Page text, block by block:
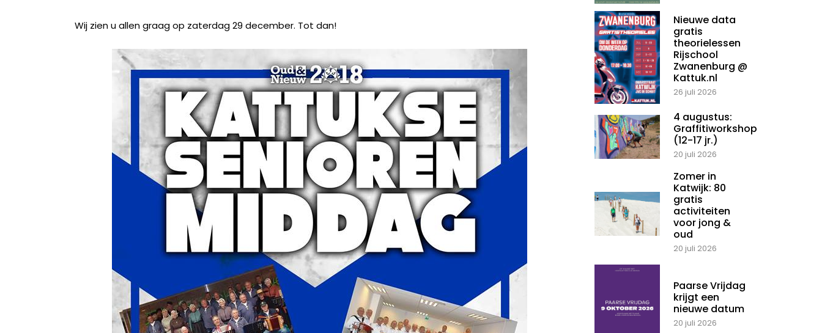
Wij zien u allen graag op zaterdag 29 december. Tot dan!
Nieuwe data
gratis
theorielessen
Rijschool
Zwanenburg @
Kattuk.nl
26 juli 2026
4 augustus:
Graffitiworkshop
(12-17 jr.)
20 juli 2026
Zomer in
Katwijk: 80
gratis
activiteiten
voor jong &
oud
20 juli 2026
Paarse Vrijdag
krijgt een
nieuwe datum
20 juli 2026